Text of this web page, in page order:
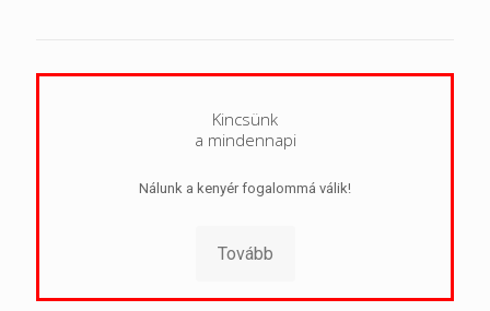
Kincsünk
a mindennapi
Nálunk a kenyér fogalommá válik!
Tovább